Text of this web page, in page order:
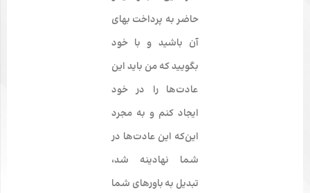
حاضر به پرداخت بهای
آن باشید و با خود
بگویید که من باید این
عادت­‌ها را در خود
ایجاد کنم و به مجرد
این‌که این عادت­‌ها در
شما نهادینه شد،
تبدیل به باورهای شما